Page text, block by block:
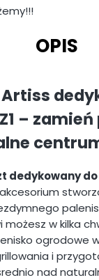
OPIS
Artiss
–
dedykowany
w kilka
ogrodowe
i
nad